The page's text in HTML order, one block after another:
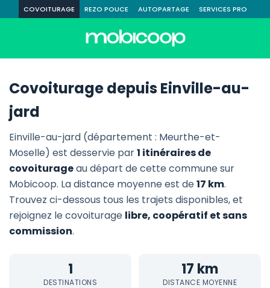
COVOITURAGE REZO POUCE AUTOPARTAGE SERVICES PRO
Covoiturage depuis Einville-au-
jard
Einville-au-jard (département : Meurthe-et-
Moselle) est desservie par1 itinéraires de
covoiturageau départ de cette commune sur
Mobicoop. La distance moyenne est de17 km.
Trouvez ci-dessous tous les trajets disponibles, et
rejoignez le covoiturage libre, coopératif et sans
commission.
1
DESTINATIONS
17 km
DISTANCE MOYENNE